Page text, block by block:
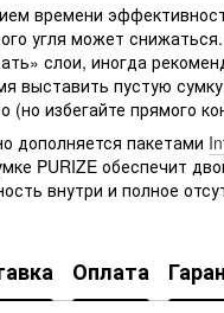
времени
угля может
слои, иногда
выставить пустую
(но избегайте прямого
дополняется пакетами
PURIZE обеспечит
внутри и полное
Оплата